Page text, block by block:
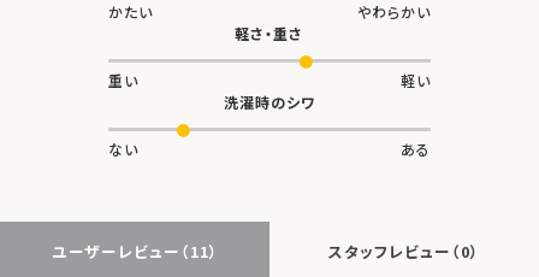
かたい
やわらかい
軽さ・重さ
重い
軽い
洗濯時のシワ
ない ある
ユーザーレビュー （11） スタッフレビュー （0）